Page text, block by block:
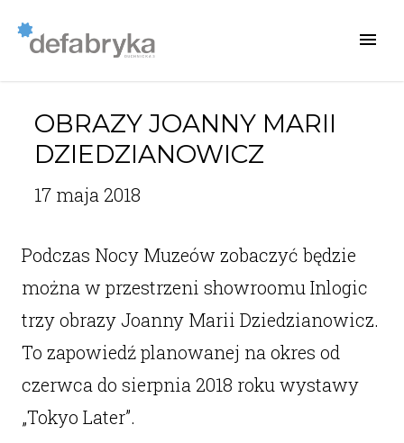
OBRAZY JOANNY MARII
DZIEDZIANOWICZ
17 maja 2018
Podczas Nocy Muzeów zobaczyć będzie
można w przestrzeni showroomu Inlogic
trzy obrazy Joanny Marii Dziedzianowicz.
To zapowiedź planowanej na okres od
czerwca do sierpnia 2018 roku wystawy
„Tokyo Later”.